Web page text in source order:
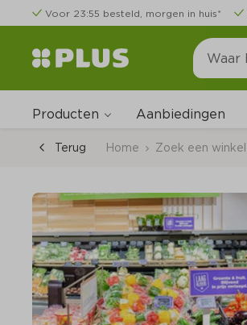
Voor 23:55 besteld, morgen in huis*
Producten Aanbiedingen
Terug Home Zoek een winkel